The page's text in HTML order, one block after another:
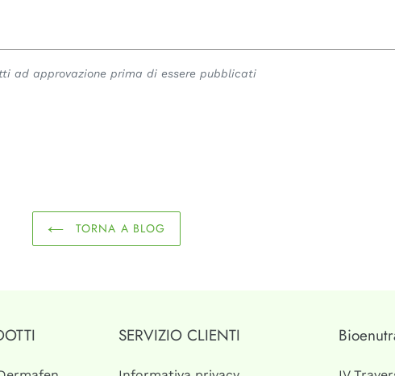
ad approvazione prima di essere pubblicati
TORNA A BLOG
SERVIZIO CLIENTI